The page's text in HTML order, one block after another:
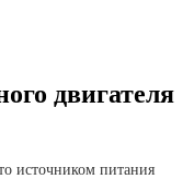
двигателя
источником питания